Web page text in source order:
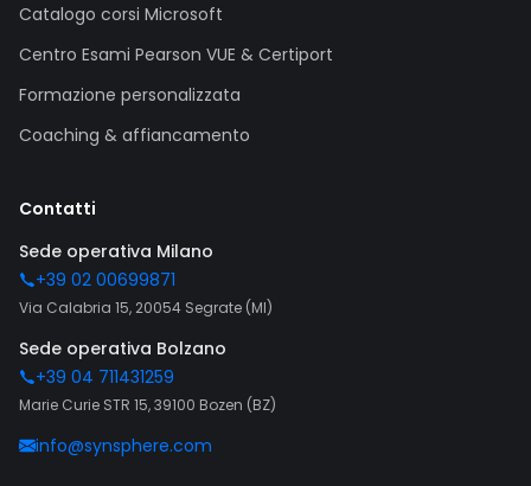
Catalogo corsi Microsoft
Centro Esami Pearson VUE & Certiport
Formazione personalizzata
Coaching & affiancamento
Contatti
Sede operativa Milano
+39 02 00699871
Via Calabria 15, 20054 Segrate (MI)
Sede operativa Bolzano
+39 04 711431259
Marie Curie STR 15, 39100 Bozen (BZ)
info@synsphere.com